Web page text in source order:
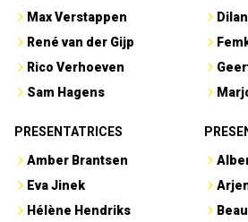
Max Verstappen
René van der Gijp
Rico Verhoeven
Sam Hagens
PRESENTATRICES
Amber Brantsen
Eva Jinek
Hélène Hendriks